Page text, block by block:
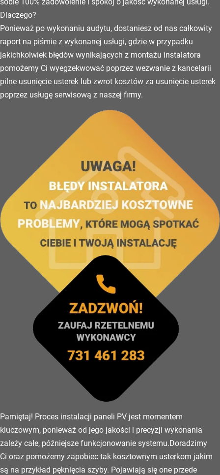
Dlaczego?
Ponieważ po wykonaniu audytu, dostaniesz od nas całkowity
raport na piśmie z wykonanej usługi, gdzie w przypadku
jakichkolwiek błędów wynikających z montażu instalatora
pomożemy Ci wyegzekwować poprzez wezwanie z kancelarii
pilne usunięcie usterek lub zwrot kosztów za usunięcie usterek
poprzez usługę serwisową z naszej firmy.
Pamiętaj! Proces instalacji paneli PV jest momentem
kluczowym, ponieważ od jego jakości i precyzji wykonania
zależy całe, późniejsze funkcjonowanie systemu.Doradzimy
Ci oraz pomożemy zapobiec tak kosztownym usterkom jakim
są na przykład pęknięcia szyby. Pojawiają się one przede